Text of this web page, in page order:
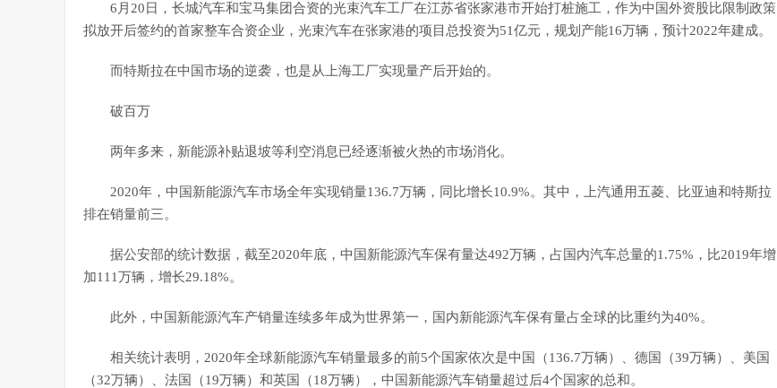
6月20日，长城汽车和宝马集团合资的光束汽车工厂在江苏省张家港市开始打桩施工，作为中国外资股比限制政策
拟放开后签约的首家整车合资企业，光束汽车在张家港的项目总投资为51亿元，规划产能16万辆，预计2022年建成。
而特斯拉在中国市场的逆袭，也是从上海工厂实现量产后开始的。
破百万
两年多来，新能源补贴退坡等利空消息已经逐渐被火热的市场消化。
2020年，中国新能源汽车市场全年实现销量136.7万辆，同比增长10.9%。其中，上汽通用五菱、比亚迪和特斯拉
排在销量前三。
据公安部的统计数据，截至2020年底，中国新能源汽车保有量达492万辆，占国内汽车总量的1.75%，比2019年增
加111万辆，增长29.18%。
此外，中国新能源汽车产销量连续多年成为世界第一，国内新能源汽车保有量占全球的比重约为40%。
相关统计表明，2020年全球新能源汽车销量最多的前5个国家依次是中国（136.7万辆）、德国（39万辆）、美国
（32万辆）、法国（19万辆）和英国（18万辆），中国新能源汽车销量超过后4个国家的总和。